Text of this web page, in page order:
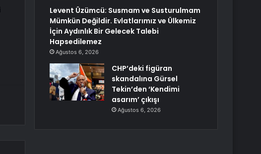
Levent Üzümcü: Susmam ve Susturulmam
Mümkün Değildir. Evlatlarımız ve Ülkemiz
İçin Aydınlık Bir Gelecek Talebi
Hapsedilemez
Ağustos 6, 2026
CHP’deki figüran
skandalına Gürsel
Tekin’den ‘Kendimi
asarım’ çıkışı
Ağustos 6, 2026